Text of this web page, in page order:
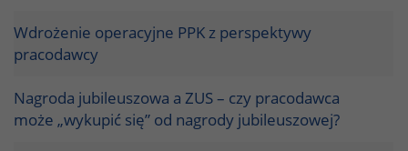
Wdrożenie operacyjne PPK z perspektywy
pracodawcy
Nagroda jubileuszowa a ZUS – czy pracodawca
może „wykupić się” od nagrody jubileuszowej?